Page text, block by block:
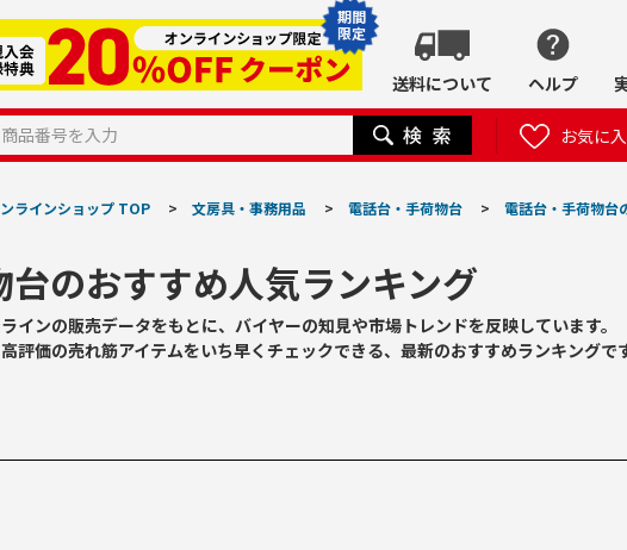
期間
限定
送料について ヘルプ
お気に
ラインショップ TOP > 文房具・事務用品 > 電話台・手荷物台 > 電話台・手荷物台
のおすすめ人気ランキング
インの販売データをもとに、バイヤーの知見や市場トレンドを反映しています。
評価の売れ筋アイテムをいち早くチェックできる、最新のおすすめランキングです